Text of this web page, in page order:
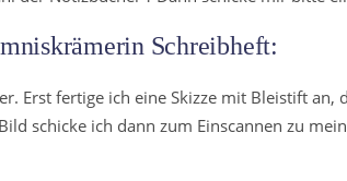
Schreibheft:
Erst fertige ich eine Skizze mit Bleistift
schicke ich dann zum Einscannen zu